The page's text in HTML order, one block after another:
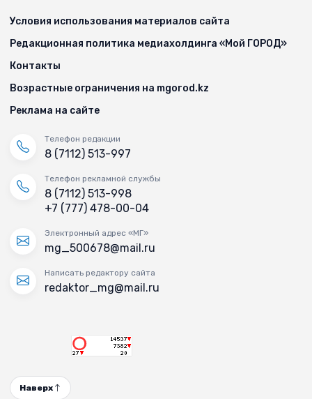
Условия использования материалов сайта
Редакционная политика медиахолдинга «Мой ГОРОД»
Контакты
Возрастные ограничения на mgorod.kz
Реклама на сайте
Телефон редакции
8 (7112) 513-997
Телефон рекламной службы
8 (7112) 513-998
+7 (777) 478-00-04
Электронный адрес «МГ»
mg_500678@mail.ru
Написать редактору сайта
redaktor_mg@mail.ru
Наверх